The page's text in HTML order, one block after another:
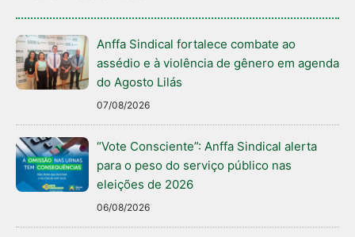
Anffa Sindical fortalece combate ao
assédio e à violência de gênero em agenda
do Agosto Lilás
07/08/2026
“Vote Consciente”: Anffa Sindical alerta
para o peso do serviço público nas
eleições de 2026
06/08/2026